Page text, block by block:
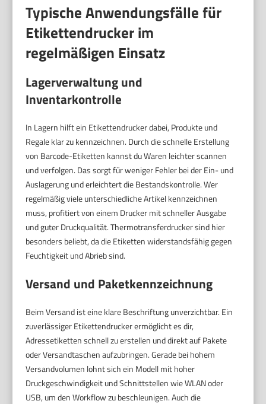
Typische Anwendungsfälle für
Etikettendrucker im
regelmäßigen Einsatz
Lagerverwaltung und
Inventarkontrolle
In Lagern hilft ein Etikettendrucker dabei, Produkte und
Regale klar zu kennzeichnen. Durch die schnelle Erstellung
von Barcode-Etiketten kannst du Waren leichter scannen
und verfolgen. Das sorgt für weniger Fehler bei der Ein- und
Auslagerung und erleichtert die Bestandskontrolle. Wer
regelmäßig viele unterschiedliche Artikel kennzeichnen
muss, profitiert von einem Drucker mit schneller Ausgabe
und guter Druckqualität. Thermotransferdrucker sind hier
besonders beliebt, da die Etiketten widerstandsfähig gegen
Feuchtigkeit und Abrieb sind.
Versand und Paketkennzeichnung
Beim Versand ist eine klare Beschriftung unverzichtbar. Ein
zuverlässiger Etikettendrucker ermöglicht es dir,
Adressetiketten schnell zu erstellen und direkt auf Pakete
oder Versandtaschen aufzubringen. Gerade bei hohem
Versandvolumen lohnt sich ein Modell mit hoher
Druckgeschwindigkeit und Schnittstellen wie WLAN oder
USB, um den Workflow zu beschleunigen. Auch die